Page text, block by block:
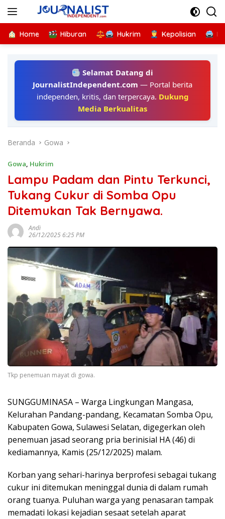
Home Hiburan Hukrim Kepolisian
Selamat Datang di
JournalistIndependent.com — Portal berita
independen, kritis, dan terpercaya. Dukung
Media Berkualitas
Beranda Gowa
Gowa, Hukrim
Lampu Padam dan Pintu Terkunci,
Tukang Cukur di Somba Opu
Ditemukan Tak Bernyawa.
Andi
26/12/2025 6:25 PM
Tkp penemuan mayat di gowa.
SUNGGUMINASA – Warga Lingkungan Mangasa,
Kelurahan Pandang-pandang, Kecamatan Somba Opu,
Kabupaten Gowa, Sulawesi Selatan, digegerkan oleh
penemuan jasad seorang pria berinisial HA (46) di
kediamannya, Kamis (25/12/2025) malam.
Korban yang sehari-harinya berprofesi sebagai tukang
cukur ini ditemukan meninggal dunia di dalam rumah
orang tuanya. Puluhan warga yang penasaran tampak
memadati lokasi kejadian sesaat setelah aparat